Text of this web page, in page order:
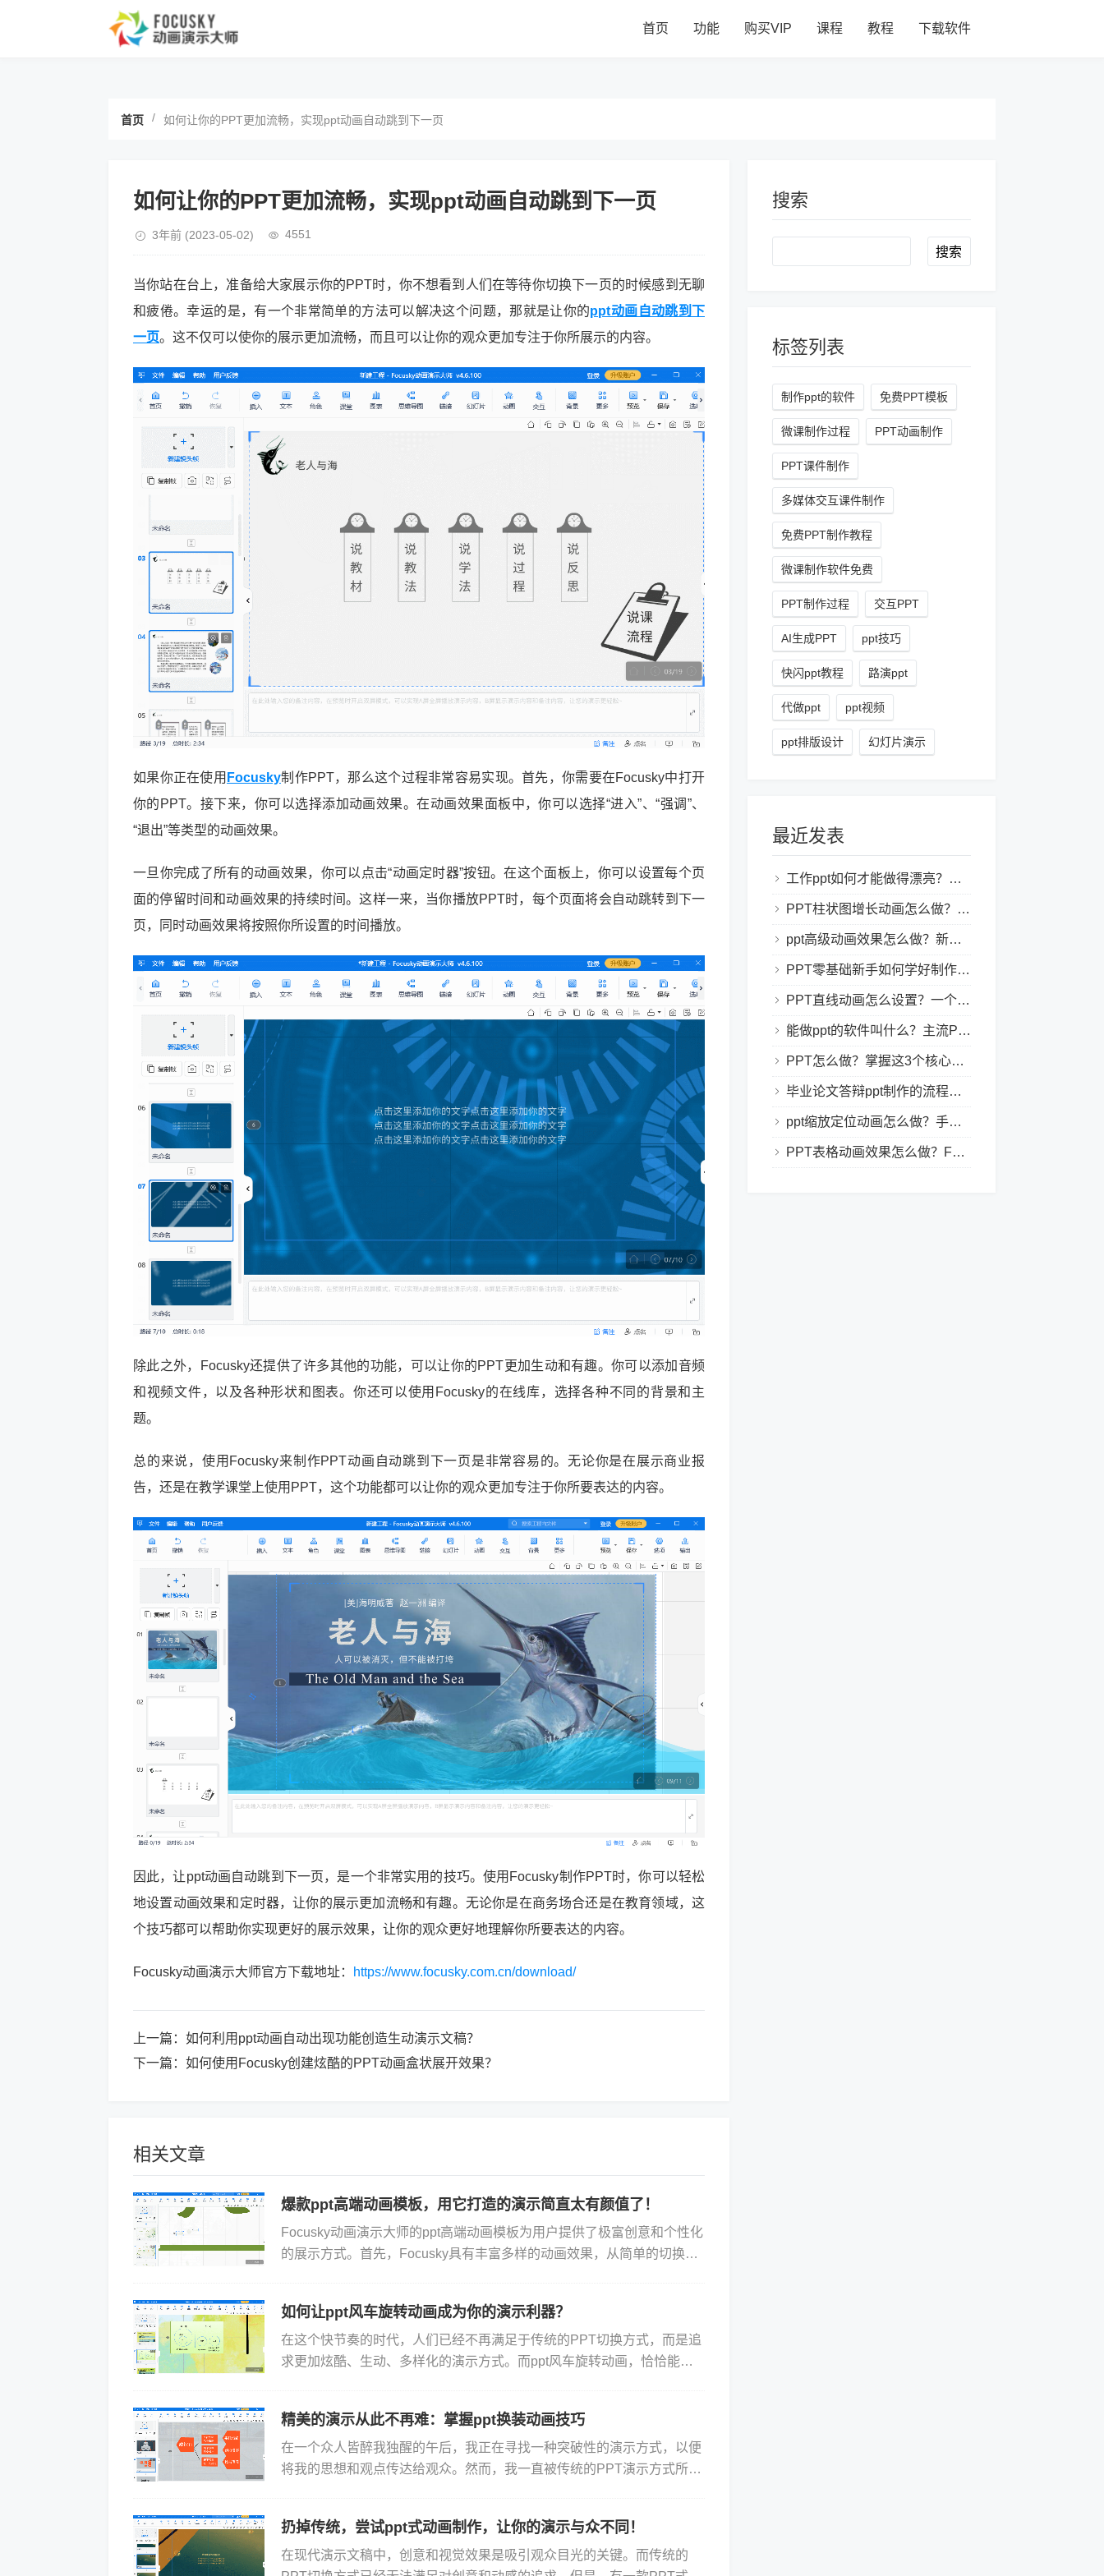
首页 功能 购买VIP 课程 教程 下载软件
首页 / 如何让你的PPT更加流畅，实现ppt动画自动跳到下一页
如何让你的PPT更加流畅，实现ppt动画自动跳到下一页
3年前 (2023-05-02) 4551
当你站在台上，准备给大家展示你的PPT时，你不想看到人们在等待你切换下一页的时候感到无聊
和疲倦。幸运的是，有一个非常简单的方法可以解决这个问题，那就是让你的ppt动画自动跳到下
一页。这不仅可以使你的展示更加流畅，而且可以让你的观众更加专注于你所展示的内容。
如果你正在使用 Focusky制作PPT，那么这个过程非常容易实现。首先，你需要在Focusky中打开
你的PPT。接下来，你可以选择添加动画效果。在动画效果面板中，你可以选择“进入”、“强调”、
“退出”等类型的动画效果。
一旦你完成了所有的动画效果，你可以点击“动画定时器”按钮。在这个面板上，你可以设置每个页
面的停留时间和动画效果的持续时间。这样一来，当你播放PPT时，每个页面将会自动跳转到下一
页，同时动画效果将按照你所设置的时间播放。
除此之外，Focusky还提供了许多其他的功能，可以让你的PPT更加生动和有趣。你可以添加音频
和视频文件，以及各种形状和图表。你还可以使用Focusky的在线库，选择各种不同的背景和主
题。
总的来说，使用Focusky来制作PPT动画自动跳到下一页是非常容易的。无论你是在展示商业报
告，还是在教学课堂上使用PPT，这个功能都可以让你的观众更加专注于你所要表达的内容。
因此，让ppt动画自动跳到下一页，是一个非常实用的技巧。使用Focusky制作PPT时，你可以轻松
地设置动画效果和定时器，让你的展示更加流畅和有趣。无论你是在商务场合还是在教育领域，这
个技巧都可以帮助你实现更好的展示效果，让你的观众更好地理解你所要表达的内容。
Focusky动画演示大师官方下载地址： https://www.focusky.com.cn/download/
上一篇： 如何利用ppt动画自动出现功能创造生动演示文稿？
下一篇： 如何使用Focusky创建炫酷的PPT动画盒状展开效果？
相关文章
爆款ppt高端动画模板，用它打造的演示简直太有颜值了！
Focusky动画演示大师的ppt高端动画模板为用户提供了极富创意和个性化
的展示方式。首先，Focusky具有丰富多样的动画效果，从简单的切换和
如何让ppt风车旋转动画成为你的演示利器？
在这个快节奏的时代，人们已经不再满足于传统的PPT切换方式，而是追
求更加炫酷、生动、多样化的演示方式。而ppt风车旋转动画，恰恰能够
精美的演示从此不再难：掌握ppt换装动画技巧
在一个众人皆醉我独醒的午后，我正在寻找一种突破性的演示方式，以便
将我的思想和观点传达给观众。然而，我一直被传统的PPT演示方式所束
扔掉传统，尝试ppt式动画制作，让你的演示与众不同！
在现代演示文稿中，创意和视觉效果是吸引观众目光的关键。而传统的
搜索
Search
标签列表
制作ppt的软件 免费PPT模板
微课制作过程 PPT动画制作
PPT课件制作
多媒体交互课件制作
免费PPT制作教程
微课制作软件免费
PPT制作过程 交互PPT
AI生成PPT ppt技巧
快闪ppt教程 路演ppt
代做ppt ppt视频
ppt排版设计 幻灯片演示
最近发表
工作ppt如何才能做得漂亮？职场PPT美化与制作技巧
PPT柱状图增长动画怎么做？实用的ppt技巧分享给你！
ppt高级动画效果怎么做？新手也能学会的亮眼PPT动画指南
PPT零基础新手如何学好制作PPT？新手入门全攻略
PPT直线动画怎么设置？一个简单的设置技巧
能做ppt的软件叫什么？主流PPT制作软件盘点与选型指南
PPT怎么做？掌握这3个核心制作方法与技巧，新手也能变大神！
毕业论文答辩ppt制作的流程是怎样的？新手零门槛指南
ppt缩放定位动画怎么做？手把手教程，小白也能学会做动态PPT
PPT表格动画效果怎么做？Focusky让你的演示更独特！